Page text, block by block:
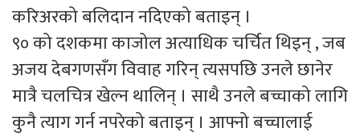
करिअरको बलिदान नदिएको बताइन् ।
९० को दशकमा काजोल अत्याधिक चर्चित थिइन् , जब
अजय देबगणसँग विवाह गरिन् त्यसपछि उनले छानेर
मात्रै चलचित्र खेल्न थालिन् । साथै उनले बच्चाको लागि
कुनै त्याग गर्न नपरेको बताइन् । आफ्नो बच्चालाई